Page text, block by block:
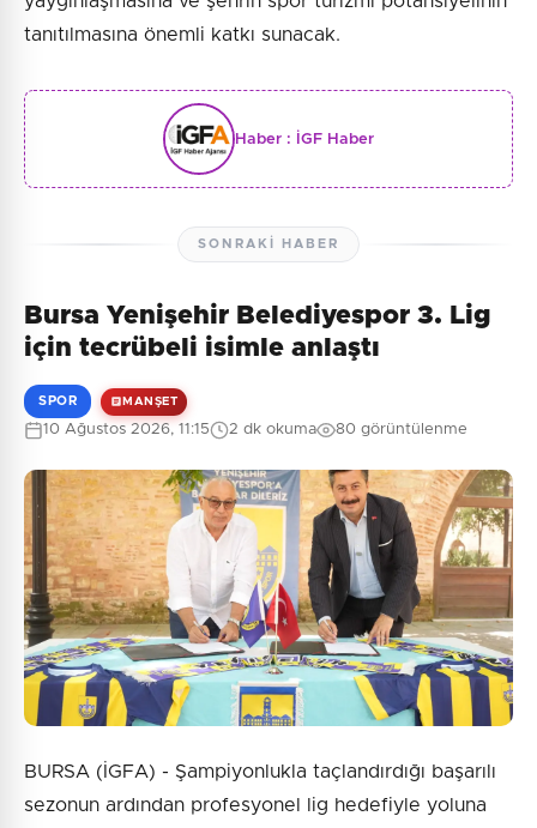
tanıtılmasına önemli katkı sunacak.
Haber : İGF Haber
SONRAKI HABER
Bursa Yenişehir Belediyespor 3. Lig
için tecrübeli isimle anlaştı
SPOR MANŞET
10 Ağustos 2026, 11:15 2 dk okuma 80 görüntülenme
BURSA (İGFA) - Şampiyonlukla taçlandırdığı başarılı
sezonun ardından profesyonel lig hedefiyle yoluna